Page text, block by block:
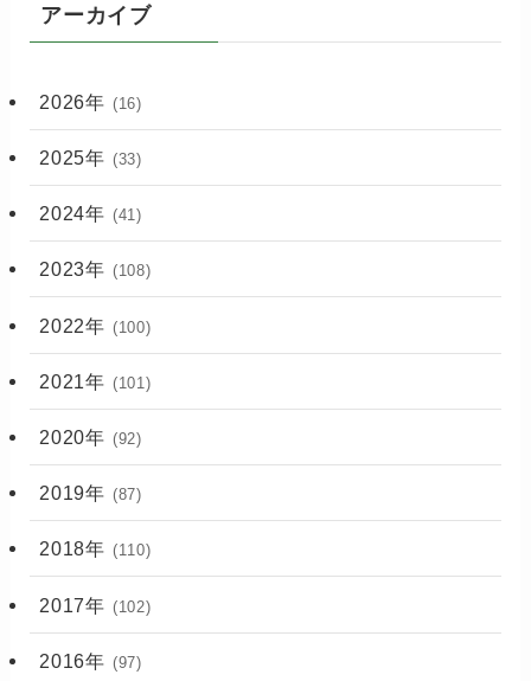
アーカイブ
2026年 (16)
2025年 (33)
2024年 (41)
2023年 (108)
2022年 (100)
2021年 (101)
2020年 (92)
2019年 (87)
2018年 (110)
2017年 (102)
2016年 (97)